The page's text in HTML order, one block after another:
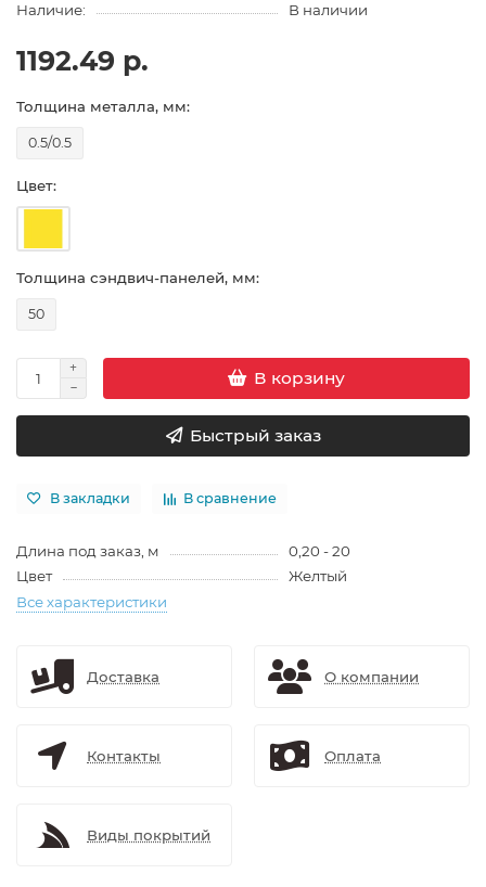
Наличие:
В наличии
1192.49 р.
Толщина металла, мм:
0.5/0.5
Цвет:
Толщина сэндвич-панелей, мм:
50
В корзину
Быстрый заказ
В закладки В сравнение
Длина под заказ, м
0,20 - 20
Цвет
Желтый
Все характеристики
Доставка О компании
Контакты Оплата
Виды покрытий